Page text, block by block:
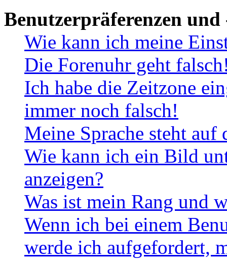
Benutzerpräferenzen und
Wie kann ich meine
Die Forenuhr geht
Ich habe die Zeitzone
immer noch falsch!
Meine Sprache steht
Wie kann ich ein Bild
anzeigen?
Was ist mein Rang und
Wenn ich bei einem
werde ich aufgefordert,